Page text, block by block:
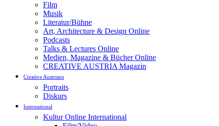
Film
Musik
Literatur/Bühne
Art, Architecture & Design Online
Podcasts
Talks & Lectures Online
Medien, Magazine & Bücher Online
CREATIVE AUSTRIA Magazin
Creative Austrians
Portraits
Diskurs
International
Kultur Online International